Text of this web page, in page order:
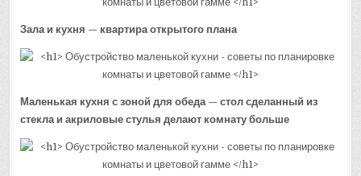
Зала и кухня — квартира открытого плана
Маленькая кухня с зоной для обеда — стол сделанный из
стекла и акриловые стулья делают комнату больше